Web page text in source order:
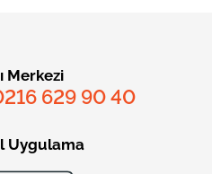
Merkezi
629 90 40
Uygulama